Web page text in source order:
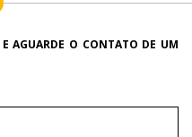
AGUARDE O CONTATO DE UM